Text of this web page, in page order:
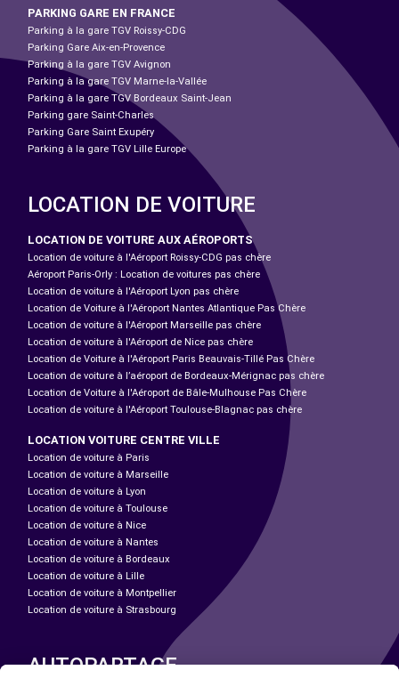
PARKING GARE EN FRANCE
Parking à la gare TGV Roissy-CDG
Parking Gare Aix-en-Provence
Parking à la gare TGV Avignon
Parking à la gare TGV Marne-la-Vallée
Parking à la gare TGV Bordeaux Saint-Jean
Parking gare Saint-Charles
Parking Gare Saint Exupéry
Parking à la gare TGV Lille Europe
LOCATION DE VOITURE
LOCATION DE VOITURE AUX AÉROPORTS
Location de voiture à l'Aéroport Roissy-CDG pas chère
Aéroport Paris-Orly : Location de voitures pas chère
Location de voiture à l'Aéroport Lyon pas chère
Location de Voiture à l'Aéroport Nantes Atlantique Pas Chère
Location de voiture à l'Aéroport Marseille pas chère
Location de voiture à l'Aéroport de Nice pas chère
Location de Voiture à l'Aéroport Paris Beauvais-Tillé Pas Chère
Location de voiture à l’aéroport de Bordeaux-Mérignac pas chère
Location de Voiture à l'Aéroport de Bâle-Mulhouse Pas Chère
Location de voiture à l'Aéroport Toulouse-Blagnac pas chère
LOCATION VOITURE CENTRE VILLE
Location de voiture à Paris
Location de voiture à Marseille
Location de voiture à Lyon
Location de voiture à Toulouse
Location de voiture à Nice
Location de voiture à Nantes
Location de voiture à Bordeaux
Location de voiture à Lille
Location de voiture à Montpellier
Location de voiture à Strasbourg
AUTOPARTAGE